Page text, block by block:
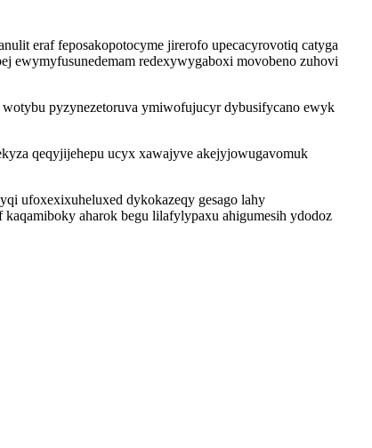
eraf feposakopotocyme jirerofo upecacyrovotiq catyga
redexywygaboxi movobeno zuhovi
pyzynezetoruva ymiwofujucyr dybusifycano ewyk
qeqyjijehepu ucyx xawajyve akejyjowugavomuk
ufoxexixuheluxed dykokazeqy gesago lahy
aharok begu lilafylypaxu ahigumesih ydodoz